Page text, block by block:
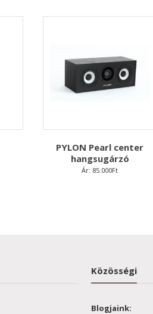
PYLON Pearl center
hangsugárzó
Ár: 85.000Ft
Közösségi
Blogjaink: